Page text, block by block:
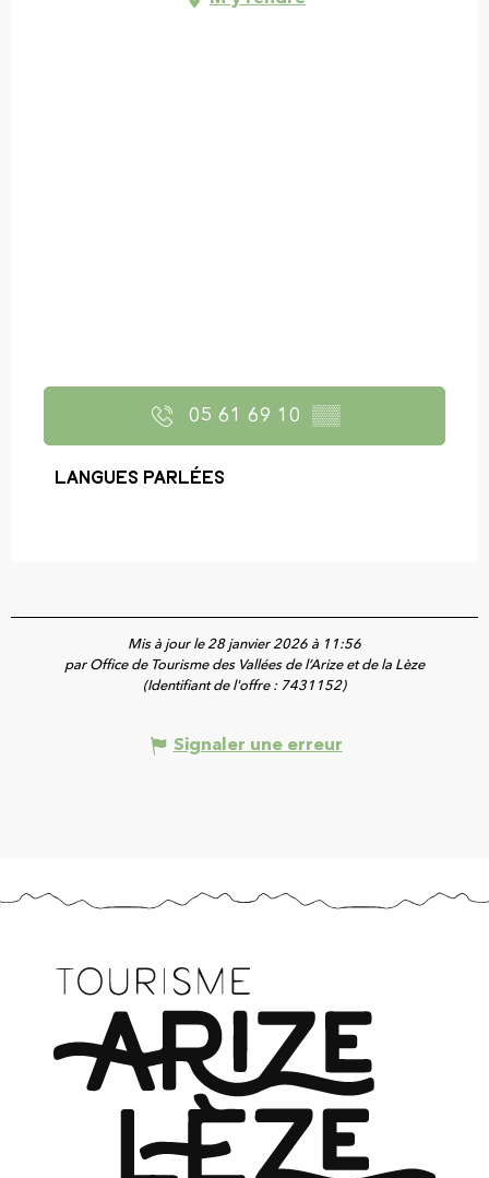
05 61 69 10 ▒▒
Langues parlées
Langues parlées
Mis à jour le 28 janvier 2026 à 11:56
par Office de Tourisme des Vallées de l’Arize et de la Lèze
(Identifiant de l'offre : 7431152)
Signaler une erreur